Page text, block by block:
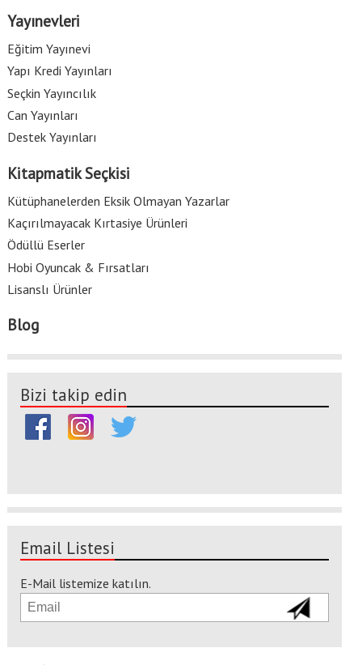
Yayınevleri
Eğitim Yayınevi
Yapı Kredi Yayınları
Seçkin Yayıncılık
Can Yayınları
Destek Yayınları
Kitapmatik Seçkisi
Kütüphanelerden Eksik Olmayan Yazarlar
Kaçırılmayacak Kırtasiye Ürünleri
Ödüllü Eserler
Hobi Oyuncak & Fırsatları
Lisanslı Ürünler
Blog
Bizi takip edin
Email Listesi
E-Mail listemize katılın.